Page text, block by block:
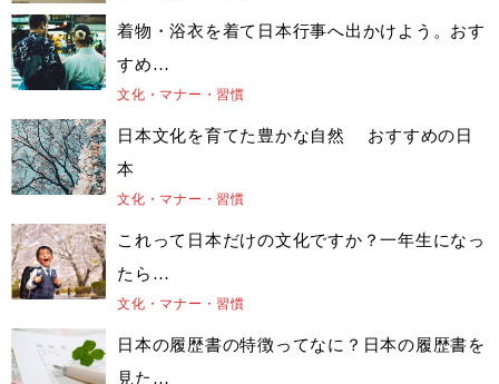
着物・浴衣を着て日本行事へ出かけよう。おす
すめ…
文化・マナー・習慣
日本文化を育てた豊かな自然 おすすめの日
本
文化・マナー・習慣
これって日本だけの文化ですか？一年生になっ
たら…
文化・マナー・習慣
日本の履歴書の特徴ってなに？日本の履歴書を
見た…